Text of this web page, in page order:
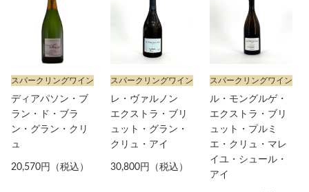
スパークリングワイン
ディアパソン・ブ
ラン・ド・ブラ
ン・グラン・クリ
ュ
20,570円（税込）
スパークリングワイン
レ・ヴァルノン
エクストラ・ブリ
ュット・グラン・
クリュ・アイ
30,800円（税込）
スパークリングワイン
ル・モングルゲ・
エクストラ・ブリ
ュット・プルミ
エ・クリュ・マレ
イユ・シュール・
アイ